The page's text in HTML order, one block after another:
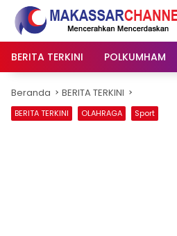
Langsung
konten
BERITA TERKINI
POLKUMHAM
Beranda BERITA TERKINI
BERITA TERKINI OLAHRAGA Sport